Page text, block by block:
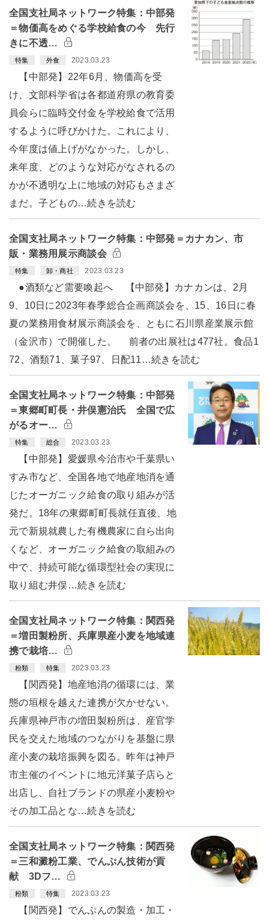
全国支社局ネットワーク特集：中部発
＝物価高をめぐる学校給食の今 先行
きに不透…
特集 外食 2023.03.23
【中部発】22年6月、物価高を受
け、文部科学省は各都道府県の教育委
員会らに臨時交付金を学校給食で活用
するように呼びかけた。これにより、
今年度は値上げがなかった。しかし、
来年度、どのような対応がなされるの
かが不透明な上に地域の対応もさまざ
まだ。子どもの…続きを読む
全国支社局ネットワーク特集：中部発＝カナカン、市
販・業務用展示商談会
特集 卸・商社 2023.03.23
●酒類など需要喚起へ 【中部発】カナカンは、2月
9、10日に2023年春季総合企画商談会を、15、16日に春
夏の業務用食材展示商談会を、ともに石川県産業展示館
（金沢市）で開催した。 前者の出展社は477社。食品1
72、酒類71、菓子97、日配11…続きを読む
全国支社局ネットワーク特集：中部発
＝東郷町町長・井俣憲治氏 全国で広
がるオー…
特集 総合 2023.03.23
【中部発】愛媛県今治市や千葉県い
すみ市など、全国各地で地産地消を通
じたオーガニック給食の取り組みが活
発だ。18年の東郷町町長就任直後、地
元で新規就農した有機農家に自ら出向
くなど、オーガニック給食の取組みの
中で、持続可能な循環型社会の実現に
取り組む井俣…続きを読む
全国支社局ネットワーク特集：関西発
＝増田製粉所、兵庫県産小麦を地域連
携で栽培…
粉類 特集 2023.03.23
【関西発】地産地消の循環には、業
態の垣根を越えた連携が欠かせない。
兵庫県神戸市の増田製粉所は、産官学
民を交えた地域のつながりを基盤に県
産小麦の栽培振興を図る。昨年は神戸
市主催のイベントに地元洋菓子店らと
出店し、自社ブランドの県産小麦粉や
その加工品とな…続きを読む
全国支社局ネットワーク特集：関西発
＝三和澱粉工業、でんぷん技術が貢
献 3Dフ…
粉類 特集 2023.03.23
【関西発】でんぷんの製造・加工・